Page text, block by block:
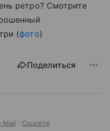
ретро? Смотрите
(фото)
Поделиться
Mail Соцсети